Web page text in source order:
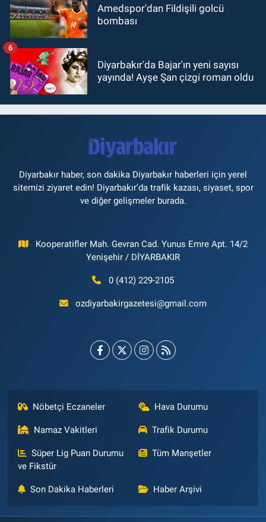
Amedspor'dan Fildişili golcü
bombası
Diyarbakır'da Bajar'ın yeni sayısı
yayında! Ayşe Şan çizgi roman oldu
6
Diyarbakır haber, son dakika Diyarbakır haberleri için yerel
sitemizi ziyaret edin! Diyarbakır'da trafik kazası, siyaset, spor
ve diğer gelişmeler burada.
Kooperatifler Mah. Gevran Cad. Yunus Emre Apt. 14/2
Yenişehir / DİYARBAKIR
0 (412) 229-2105
ozdiyarbakirgazetesi@gmail.com
Nöbetçi Eczaneler Hava Durumu
Namaz Vakitleri Trafik Durumu
Süper Lig Puan Durumu
ve Fikstür
Tüm Manşetler
Son Dakika Haberleri Haber Arşivi